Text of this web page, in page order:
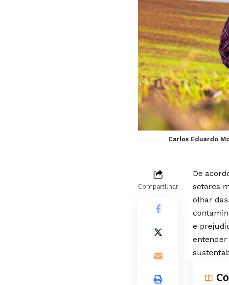
Carlos Eduardo
Compartilhar
De
setores
olhar
e